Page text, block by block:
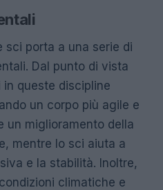
sci porta a una serie di
Dal punto di vista
queste discipline
un corpo più agile e
un miglioramento della
mentre lo sci aiuta a
e la stabilità. Inoltre,
climatiche e